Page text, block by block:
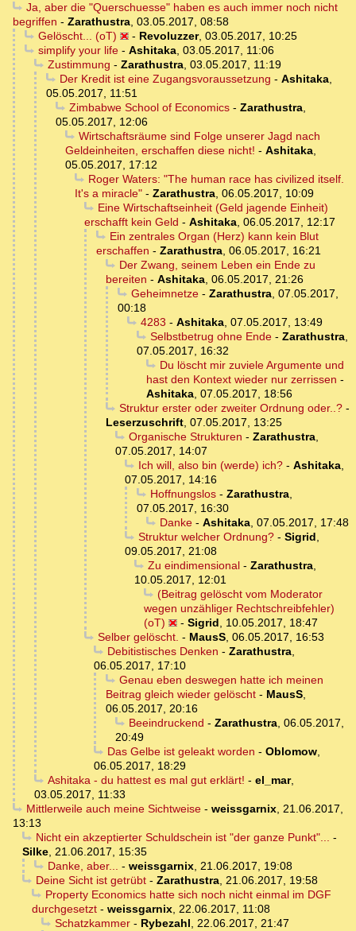
Ja, aber die "Querschuesse" haben es auch immer noch nicht
begriffen - Zarathustra, 03.05.2017, 08:58
Gelöscht... (oT)
- Revoluzzer, 03.05.2017, 10:25
simplify your life- Ashitaka, 03.05.2017, 11:06
Zustimmung - Zarathustra, 03.05.2017, 11:19
Der Kredit ist eine Zugangsvoraussetzung - Ashitaka,
05.05.2017, 11:51
Zimbabwe School of Economics- Zarathustra,
05.05.2017, 12:06
Wirtschaftsräume sind Folge unserer Jagd nach
Geldeinheiten, erschaffen diese nicht! - Ashitaka,
05.05.2017, 17:12
Roger Waters: "The human race has civilized itself.
It's a miracle" - Zarathustra, 06.05.2017, 10:09
Eine Wirtschaftseinheit (Geld jagende Einheit)
erschafft kein Geld - Ashitaka, 06.05.2017, 12:17
Ein zentrales Organ (Herz) kann kein Blut
erschaffen - Zarathustra, 06.05.2017, 16:21
Der Zwang, seinem Leben ein Ende zu
bereiten - Ashitaka, 06.05.2017, 21:26
Geheimnetze- Zarathustra, 07.05.2017,
00:18
4283 - Ashitaka, 07.05.2017, 13:49
Selbstbetrug ohne Ende- Zarathustra,
07.05.2017, 16:32
Du löscht mir zuviele Argumente und
hast den Kontext wieder nur zerrissen -
Ashitaka, 07.05.2017, 18:56
Struktur erster oder zweiter Ordnung oder..?-
Leserzuschrift, 07.05.2017, 13:25
Organische Strukturen - Zarathustra,
07.05.2017, 14:07
Ich will, also bin (werde) ich?- Ashitaka,
07.05.2017, 14:16
Hoffnungslos- Zarathustra,
07.05.2017, 16:30
Danke- Ashitaka, 07.05.2017, 17:48
Struktur welcher Ordnung?- Sigrid,
09.05.2017, 21:08
Zu eindimensional- Zarathustra,
10.05.2017, 12:01
(Beitrag gelöscht vom Moderator
wegen unzähliger Rechtschreibfehler)
(oT)
- Sigrid, 10.05.2017, 18:47
Selber gelöscht. - MausS, 06.05.2017, 16:53
Debitistisches Denken - Zarathustra,
06.05.2017, 17:10
Genau eben deswegen hatte ich meinen
Beitrag gleich wieder gelöscht - MausS,
06.05.2017, 20:16
Beeindruckend - Zarathustra, 06.05.2017,
20:49
Das Gelbe ist geleakt worden - Oblomow,
06.05.2017, 18:29
Ashitaka - du hattest es mal gut erklärt! - el_mar,
03.05.2017, 11:33
Mittlerweile auch meine Sichtweise- weissgarnix, 21.06.2017,
13:13
Nicht ein akzeptierter Schuldschein ist "der ganze Punkt"... -
Silke, 21.06.2017, 15:35
Danke, aber... - weissgarnix, 21.06.2017, 19:08
Deine Sicht ist getrübt- Zarathustra, 21.06.2017, 19:58
Property Economics hatte sich noch nicht einmal im DGF
durchgesetzt - weissgarnix, 22.06.2017, 11:08
Schatzkammer- Rybezahl, 22.06.2017, 21:47